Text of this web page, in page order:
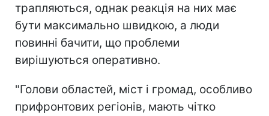
трапляються, однак реакція на них має
бути максимально швидкою, а люди
повинні бачити, що проблеми
вирішуються оперативно.
"Голови областей, міст і громад, особливо
прифронтових регіонів, мають чітко